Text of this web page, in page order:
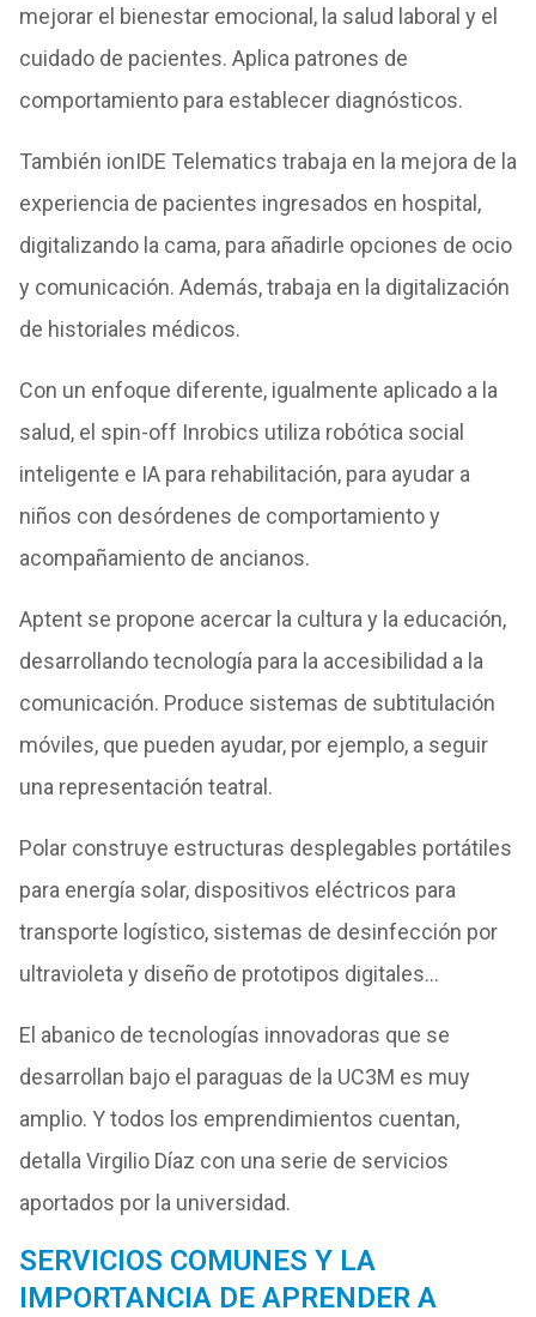
mejorar el bienestar emocional, la salud laboral y el
cuidado de pacientes. Aplica patrones de
comportamiento para establecer diagnósticos.
También ionIDE Telematics trabaja en la mejora de la
experiencia de pacientes ingresados en hospital,
digitalizando la cama, para añadirle opciones de ocio
y comunicación. Además, trabaja en la digitalización
de historiales médicos.
Con un enfoque diferente, igualmente aplicado a la
salud, el spin-off Inrobics utiliza robótica social
inteligente e IA para rehabilitación, para ayudar a
niños con desórdenes de comportamiento y
acompañamiento de ancianos.
Aptent se propone acercar la cultura y la educación,
desarrollando tecnología para la accesibilidad a la
comunicación. Produce sistemas de subtitulación
móviles, que pueden ayudar, por ejemplo, a seguir
una representación teatral.
Polar construye estructuras desplegables portátiles
para energía solar, dispositivos eléctricos para
transporte logístico, sistemas de desinfección por
ultravioleta y diseño de prototipos digitales…
El abanico de tecnologías innovadoras que se
desarrollan bajo el paraguas de la UC3M es muy
amplio. Y todos los emprendimientos cuentan,
detalla Virgilio Díaz con una serie de servicios
aportados por la universidad.
SERVICIOS COMUNES Y LA
IMPORTANCIA DE APRENDER A